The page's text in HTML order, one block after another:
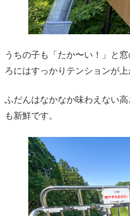
うちの子も「たか〜い！」と
ろにはすっかりテンションが上
ふだんはなかなか味わえない
も新鮮です。